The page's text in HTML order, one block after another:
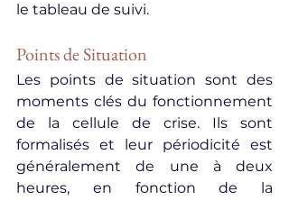
le tableau de suivi.
Points de Situation
Les points de situation sont des
moments clés du fonctionnement
de la cellule de crise. Ils sont
formalisés et leur périodicité est
généralement de une à deux
heures, en fonction de la